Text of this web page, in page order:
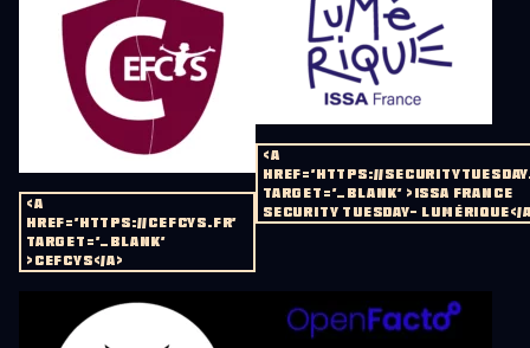
<A
HREF='HTTPS://CEFCYS.FR'
TARGET='_BLANK'
>CEFCYS</A>
<A
HREF='HTTPS://
TARGET='_BLANK' >ISSA FRANCE
SECURITY TUESDAY- LUMÉRIQUE</